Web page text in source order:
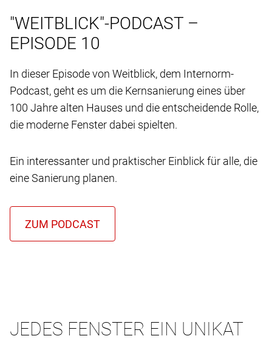
"WEITBLICK"-PODCAST –
EPISODE 10
In dieser Episode von Weitblick, dem Internorm-
Podcast, geht es um die Kernsanierung eines über
100 Jahre alten Hauses und die entscheidende Rolle,
die moderne Fenster dabei spielten.
Ein interessanter und praktischer Einblick für alle, die
eine Sanierung planen.
JEDES FENSTER EIN UNIKAT